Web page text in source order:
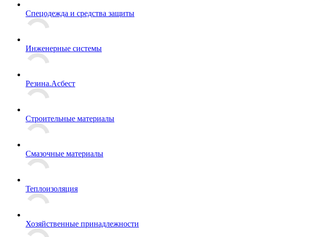
Спецодежда и средства защиты
Инженерные системы
Резина.Асбест
Строительные материалы
Смазочные материалы
Теплоизоляция
Хозяйственные принадлежности